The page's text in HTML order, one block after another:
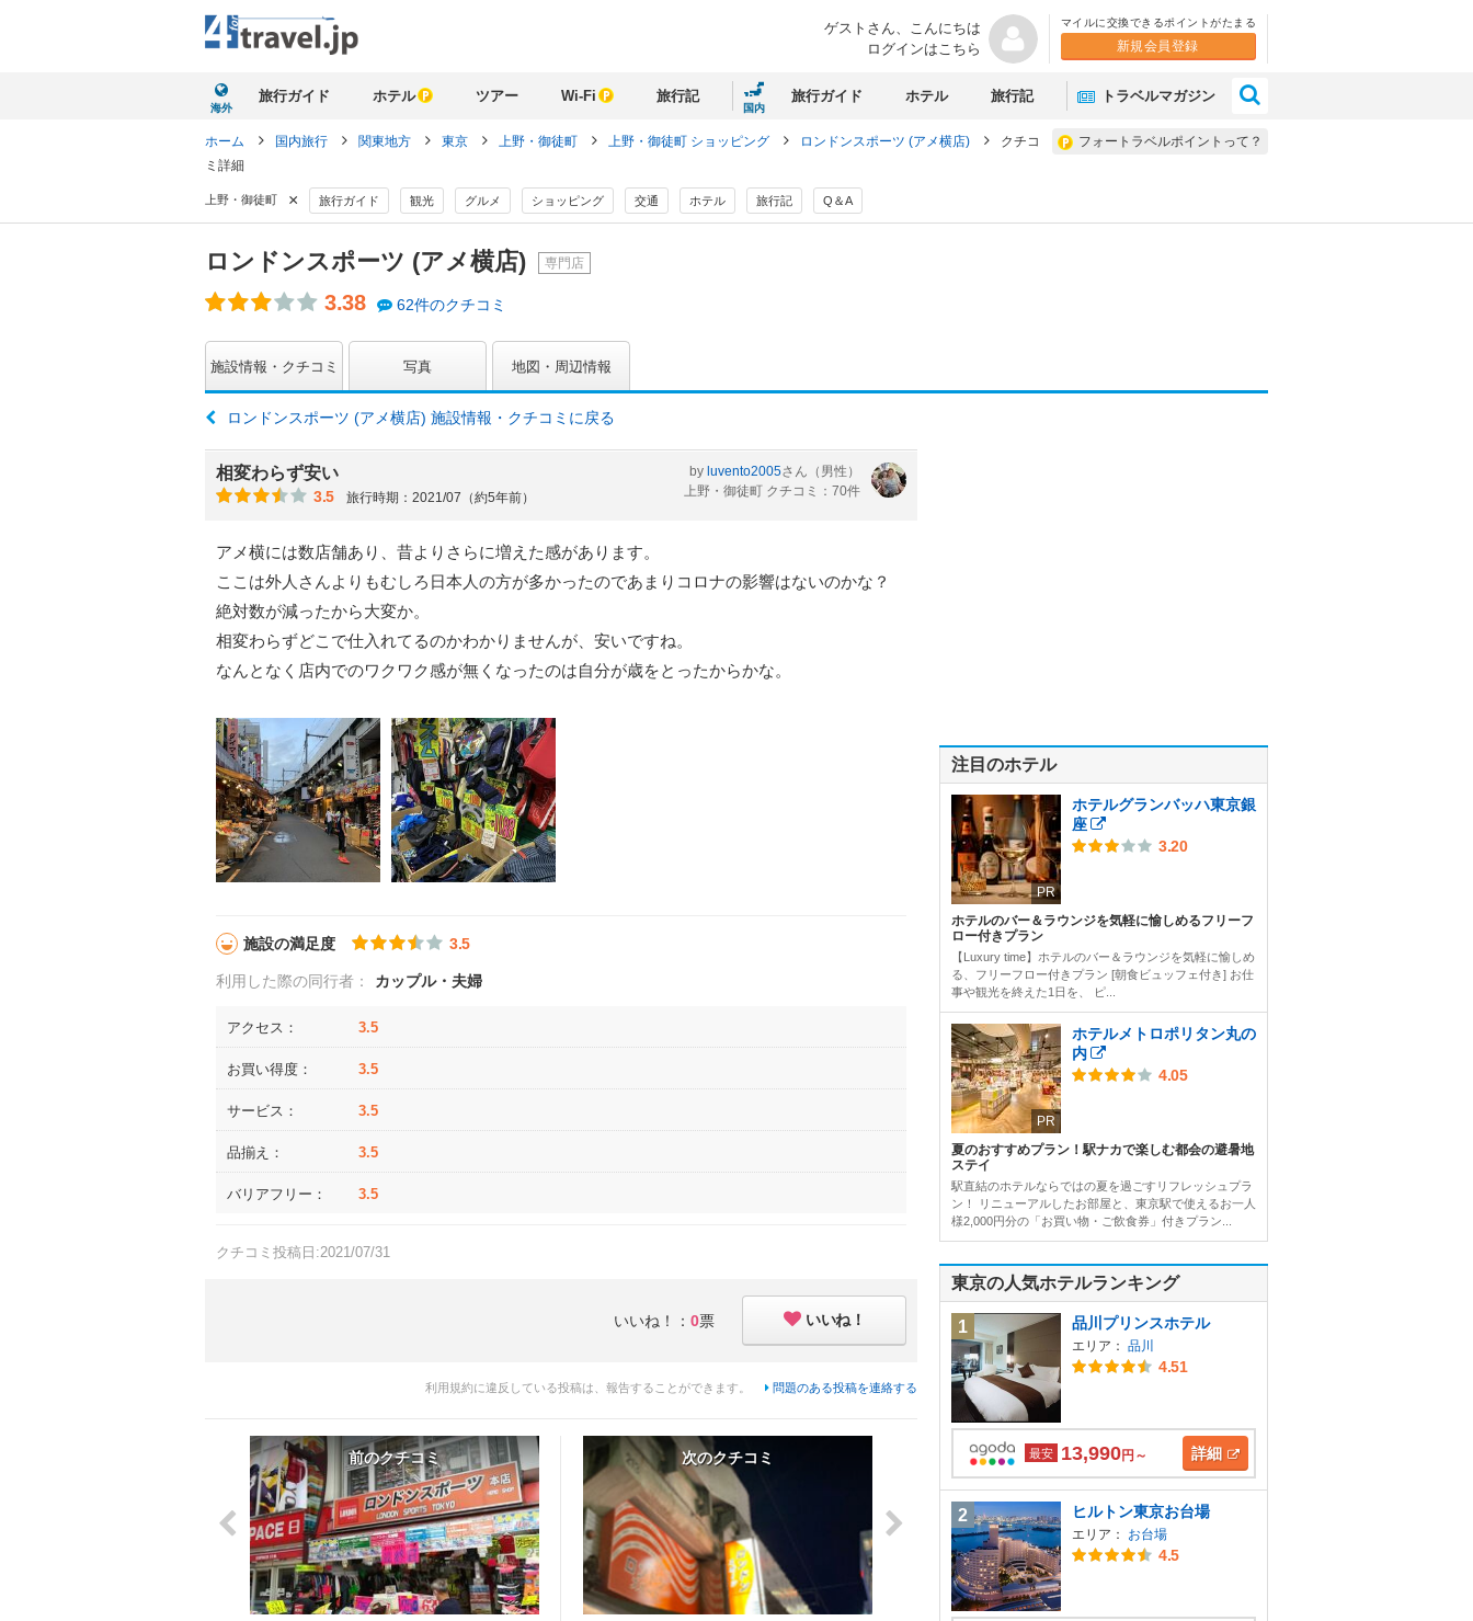
ゲストさん、 こんにちは
ログインはこちら
マイルに交換できるポイントがたまる
新規会員登録
海外
旅行ガイド ホテル ツアー Wi-Fi 旅行記
国内
旅行ガイド ホテル 旅行記 トラベルマガジン
フォートラベルポイントって？
ホーム 国内旅行 関東地方 東京 上野・御徒町 上野・御徒町 ショッピング ロンドンスポーツ (アメ横店)
クチコ
ミ詳細
上野・御徒町 × 旅行ガイド 観光 グルメ ショッピング 交通 ホテル 旅行記 Q＆A
ロンドンスポーツ (アメ横店) 専門店
3.38 62件のクチコミ
施設情報・クチコミ 写真 地図・周辺情報
ロンドンスポーツ (アメ横店) 施設情報・クチコミに戻る
相変わらず安い
3.5 旅行時期：2021/07（約5年前）
by luvento2005さん （男性）
上野・御徒町 クチコミ：70件
アメ横には数店舗あり、昔よりさらに増えた感があります。
ここは外人さんよりもむしろ日本人の方が多かったのであまりコロナの影響はないのかな？
絶対数が減ったから大変か。
相変わらずどこで仕入れてるのかわかりませんが、安いですね。
なんとなく店内でのワクワク感が無くなったのは自分が歳をとったからかな。
施設の満足度 3.5
利用した際の同行者： カップル・夫婦
アクセス： 3.5
お買い得度： 3.5
サービス： 3.5
品揃え： 3.5
バリアフリー： 3.5
クチコミ投稿日:2021/07/31
いいね！： 0票 いいね！
利用規約に違反している投稿は、報告することができます。 問題のある投稿を連絡する
前のクチコミ 次のクチコミ
注目のホテル
PR
ホテルグランバッハ東京銀
座
3.20
ホテルのバー＆ラウンジを気軽に愉しめるフリーフ
ロー付きプラン
【Luxury time】ホテルのバー＆ラウンジを気軽に愉しめ
る、フリーフロー付きプラン [朝食ビュッフェ付き] お仕
事や観光を終えた1日を、 ピ...
PR
ホテルメトロポリタン丸の
内
4.05
夏のおすすめプラン！駅ナカで楽しむ都会の避暑地
ステイ
駅直結のホテルならではの夏を過ごすリフレッシュプラ
ン！ リニューアルしたお部屋と、東京駅で使えるお一人
様2,000円分の「お買い物・ご飲食券」付きプラン...
東京の人気ホテルランキング
1 品川プリンスホテル
エリア： 品川
4.51
最安 13,990円～ 詳細
2 ヒルトン東京お台場
エリア： お台場
4.5